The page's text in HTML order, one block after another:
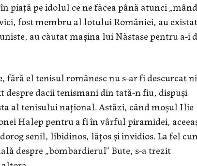
piaţă pe idolul ce ne făcea până atunci
fost membru al lotului României, au existat
au căutat maşina lui Năstase pentru a-i
el tenisul românesc nu s-ar fi descurcat
despre dacii tenismani din tată-n fiu, dispuşi
al tenisului naţional. Astăzi, când moşul Ilie
Halep pentru a fi în vârful piramidei,
senil, libidinos, lăţos şi invidios. La fel
despre „bombardierul” Bute, s-a trezit